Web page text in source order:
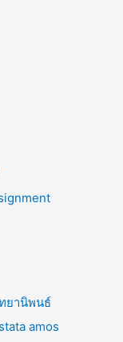
ยานิพนธ์
amos